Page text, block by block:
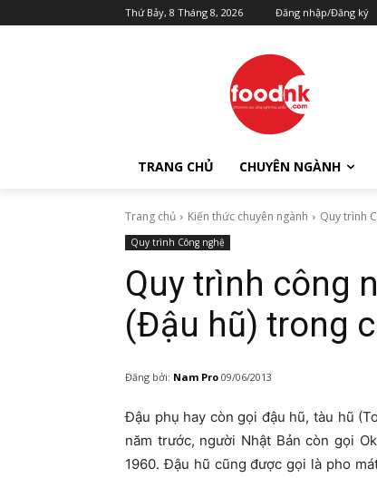
Thứ Bảy, 8 Tháng 8, 2026 Đăng nhập/Đăng ký
TRANG CHỦ CHUYÊN NGÀNH
Trang chủ Kiến thức chuyên ngành Quy trình
Quy trình Công nghệ
Quy trình công
(Đậu hũ) trong
Đăng bởi: Nam Pro 09/06/2013
Ðậu phụ hay còn gọi đậu hũ, tàu hũ
năm trước, người Nhật Bản còn gọi
1960. Ðậu hũ cũng được gọi là pho